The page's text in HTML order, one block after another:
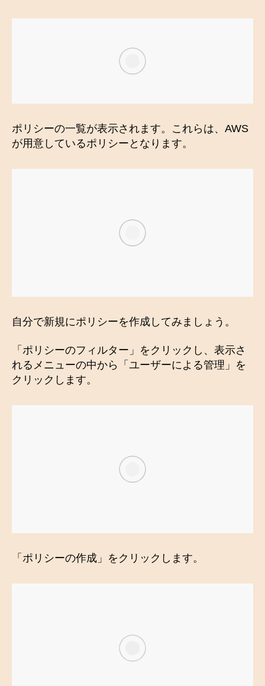
ポリシーの一覧が表示されます。これらは、AWS
が用意しているポリシーとなります。
自分で新規にポリシーを作成してみましょう。
「ポリシーのフィルター」をクリックし、表示さ
れるメニューの中から「ユーザーによる管理」を
クリックします。
「ポリシーの作成」をクリックします。